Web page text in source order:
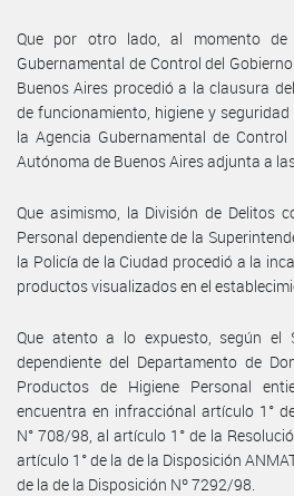
Que por otro lado, al momento de
Gubernamental de Control del
Buenos Aires procedió a la clausura
de funcionamiento, higiene y
la Agencia Gubernamental de
Autónoma de Buenos Aires adjunta a
Que asimismo, la División de Delitos
Personal dependiente de la
la Policía de la Ciudad procedió a la
productos visualizados en el
Que atento a lo expuesto, según el
dependiente del Departamento de
Productos de Higiene Personal
encuentra en infracciónal artículo 1°
N° 708/98, al artículo 1° de la
artículo 1° de la de la Disposición
de la de la Disposición Nº 7292/98.